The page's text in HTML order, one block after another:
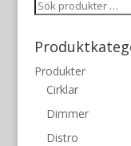
Sök
Produkter
Cirklar
Dimmer
Distro